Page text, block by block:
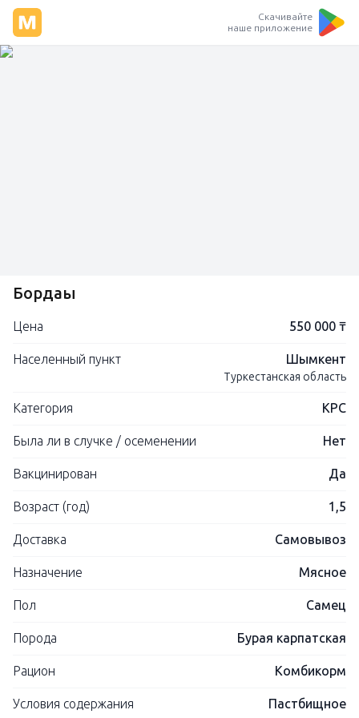
Скачивайте
наше приложение
Бордақы
Цена 550 000 ₸
Населенный пункт Шымкент
Туркестанская область
Категория КРС
Была ли в случке / осеменении Нет
Вакцинирован Да
Возраст (год) 1,5
Доставка Самовывоз
Назначение Мясное
Пол Самец
Порода Бурая карпатская
Рацион Комбикорм
Условия содержания Пастбищное